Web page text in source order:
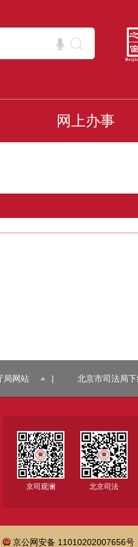
网上办事
局网站 | 北京市司法局
京司观澜 北京司法
京公网安备 11010202007656号